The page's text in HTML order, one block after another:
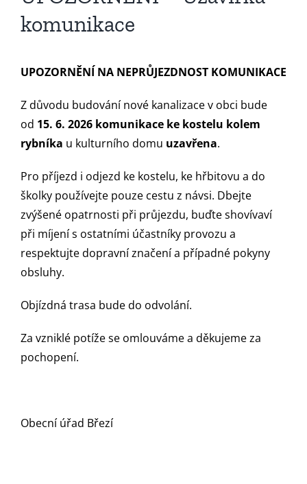
komunikace
UPOZORNĚNÍ NA NEPRŮJEZDNOST KOMUNIKACE
Z důvodu budování nové kanalizace v obci bude
od 15. 6. 2026 komunikace ke kostelu kolem
rybníka u kulturního domu uzavřena.
Pro příjezd i odjezd ke kostelu, ke hřbitovu a do
školky používejte pouze cestu z návsi. Dbejte
zvýšené opatrnosti při průjezdu, buďte shovívaví
při míjení s ostatními účastníky provozu a
respektujte dopravní značení a případné pokyny
obsluhy.
Objízdná trasa bude do odvolání.
Za vzniklé potíže se omlouváme a děkujeme za
pochopení.
Obecní úřad Březí